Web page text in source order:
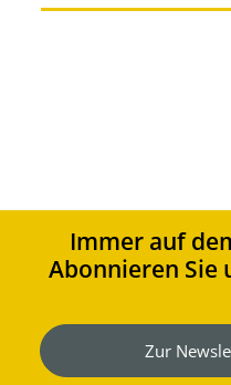
Immer auf
Abonnieren Sie
Zur